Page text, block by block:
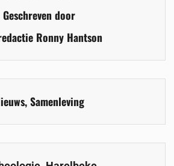
Geschreven door
Ronny Hantson
,Samenleving